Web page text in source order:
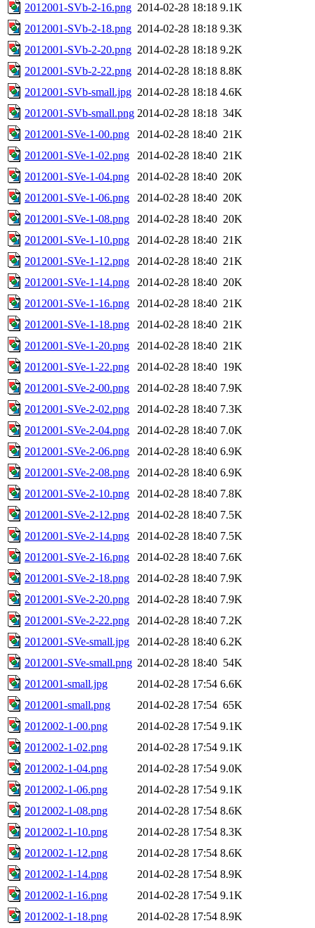
2012001-SVb-2-16.png 2014-02-28 18:18 9.1K
2012001-SVb-2-18.png 2014-02-28 18:18 9.3K
2012001-SVb-2-20.png 2014-02-28 18:18 9.2K
2012001-SVb-2-22.png 2014-02-28 18:18 8.8K
2012001-SVb-small.jpg 2014-02-28 18:18 4.6K
2012001-SVb-small.png 2014-02-28 18:18 34K
2012001-SVe-1-00.png
2014-02-28 18:40 21K
2012001-SVe-1-02.png
2014-02-28 18:40 21K
2012001-SVe-1-04.png
2014-02-28 18:40 20K
2012001-SVe-1-06.png
2014-02-28 18:40 20K
2012001-SVe-1-08.png
2014-02-28 18:40 20K
2012001-SVe-1-10.png
2014-02-28 18:40 21K
2012001-SVe-1-12.png
2014-02-28 18:40 21K
2012001-SVe-1-14.png
2014-02-28 18:40 20K
2012001-SVe-1-16.png
2014-02-28 18:40 21K
2012001-SVe-1-18.png
2014-02-28 18:40 21K
2012001-SVe-1-20.png
2014-02-28 18:40 21K
2012001-SVe-1-22.png
2014-02-28 18:40 19K
2012001-SVe-2-00.png
2014-02-28 18:40 7.9K
2012001-SVe-2-02.png
2014-02-28 18:40 7.3K
2012001-SVe-2-04.png
2014-02-28 18:40 7.0K
2012001-SVe-2-06.png
2014-02-28 18:40 6.9K
2012001-SVe-2-08.png
2014-02-28 18:40 6.9K
2012001-SVe-2-10.png
2014-02-28 18:40 7.8K
2012001-SVe-2-12.png
2014-02-28 18:40 7.5K
2012001-SVe-2-14.png
2014-02-28 18:40 7.5K
2012001-SVe-2-16.png
2014-02-28 18:40 7.6K
2012001-SVe-2-18.png
2014-02-28 18:40 7.9K
2012001-SVe-2-20.png
2014-02-28 18:40 7.9K
2012001-SVe-2-22.png
2014-02-28 18:40 7.2K
2012001-SVe-small.jpg
2014-02-28 18:40 6.2K
2012001-SVe-small.png 2014-02-28 18:40 54K
2012001-small.jpg
2014-02-28 17:54 6.6K
2012001-small.png
2014-02-28 17:54 65K
2012002-1-00.png
2014-02-28 17:54 9.1K
2012002-1-02.png
2014-02-28 17:54 9.1K
2012002-1-04.png
2014-02-28 17:54 9.0K
2012002-1-06.png
2014-02-28 17:54 9.1K
2012002-1-08.png
2014-02-28 17:54 8.6K
2012002-1-10.png
2014-02-28 17:54 8.3K
2012002-1-12.png
2014-02-28 17:54 8.6K
2012002-1-14.png
2014-02-28 17:54 8.9K
2012002-1-16.png
2014-02-28 17:54 9.1K
2012002-1-18.png
2014-02-28 17:54 8.9K